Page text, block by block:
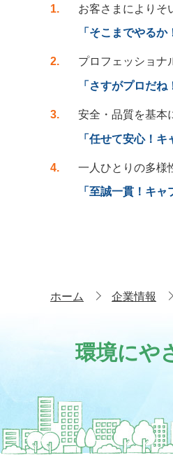
1 お客さまによりそ
「そこまでやる
2 プロフェッショナ
「さすがプロだ
3 安全・品質を基本
「任せて安心！キ
4 一人ひとりの多様
「至誠一貫！キャ
ホーム 企業情報
環境にや